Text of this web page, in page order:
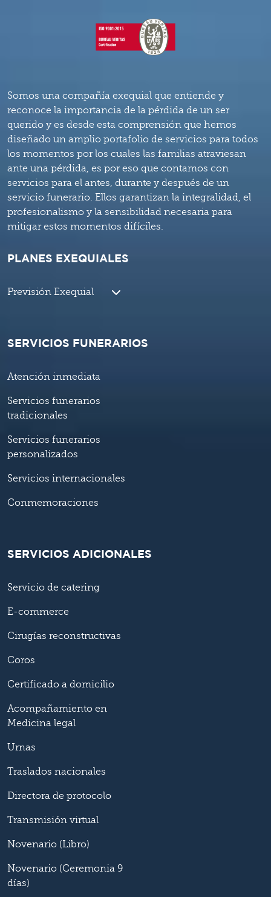
Somos una compañía exequial que entiende y
reconoce la importancia de la pérdida de un ser
querido y es desde esta comprensión que hemos
diseñado un amplio portafolio de servicios para todos
los momentos por los cuales las familias atraviesan
ante una pérdida, es por eso que contamos con
servicios para el antes, durante y después de un
servicio funerario. Ellos garantizan la integralidad, el
profesionalismo y la sensibilidad necesaria para
mitigar estos momentos difíciles.
PLANES EXEQUIALES
Previsión Exequial
SERVICIOS FUNERARIOS
Atención inmediata
Servicios funerarios
tradicionales
Servicios funerarios
personalizados
Servicios internacionales
Conmemoraciones
SERVICIOS ADICIONALES
Servicio de catering
E-commerce
Cirugías reconstructivas
Coros
Certificado a domicilio
Acompañamiento en
Medicina legal
Urnas
Traslados nacionales
Directora de protocolo
Transmisión virtual
Novenario (Libro)
Novenario (Ceremonia 9
días)